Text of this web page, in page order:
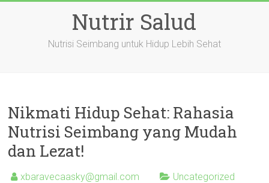
Nutrir Salud
Nutrisi Seimbang untuk Hidup Lebih Sehat
Nikmati Hidup Sehat: Rahasia
Nutrisi Seimbang yang Mudah
dan Lezat!
xbaravecaasky@gmail.com Uncategorized